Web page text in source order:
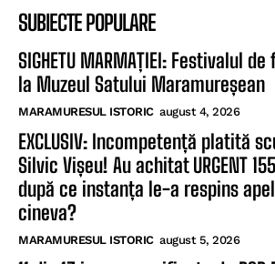
SUBIECTE POPULARE
SIGHETU MARMAȚIEI: Festivalul
la Muzeul Satului Maramureșean
MARAMURESUL ISTORIC august 4, 2026
EXCLUSIV: Incompetență platită
Silvic Vișeu! Au achitat URGENT
după ce instanța le-a respins
cineva?
MARAMURESUL ISTORIC august 5, 2026